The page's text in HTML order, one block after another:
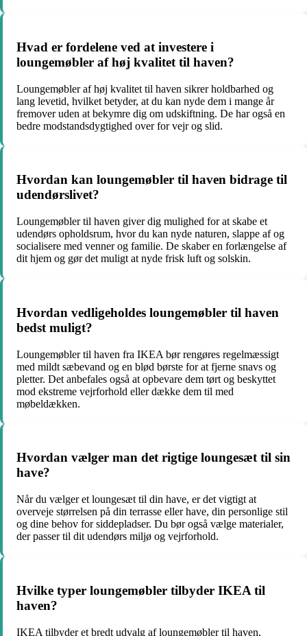
Hvad er fordelene ved at investere i
loungemøbler af høj kvalitet til haven?
Loungemøbler af høj kvalitet til haven sikrer holdbarhed og
lang levetid, hvilket betyder, at du kan nyde dem i mange år
fremover uden at bekymre dig om udskiftning. De har også en
bedre modstandsdygtighed over for vejr og slid.
Hvordan kan loungemøbler til haven bidrage til
udendørslivet?
Loungemøbler til haven giver dig mulighed for at skabe et
udendørs opholdsrum, hvor du kan nyde naturen, slappe af og
socialisere med venner og familie. De skaber en forlængelse af
dit hjem og gør det muligt at nyde frisk luft og solskin.
Hvordan vedligeholdes loungemøbler til haven
bedst muligt?
Loungemøbler til haven fra IKEA bør rengøres regelmæssigt
med mildt sæbevand og en blød børste for at fjerne snavs og
pletter. Det anbefales også at opbevare dem tørt og beskyttet
mod ekstreme vejrforhold eller dække dem til med
møbeldækken.
Hvordan vælger man det rigtige loungesæt til sin
have?
Når du vælger et loungesæt til din have, er det vigtigt at
overveje størrelsen på din terrasse eller have, din personlige stil
og dine behov for siddepladser. Du bør også vælge materialer,
der passer til dit udendørs miljø og vejrforhold.
Hvilke typer loungemøbler tilbyder IKEA til
haven?
IKEA tilbyder et bredt udvalg af loungemøbler til haven,